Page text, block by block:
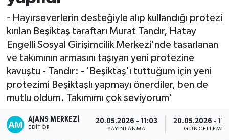
- Hayırseverlerin desteğiyle alıp kullandığı protezi
kırılan Beşiktaş taraftarı Murat Tandır, Hatay
Engelli Sosyal Girişimcilik Merkezi'nde tasarlanan
ve takımının armasını taşıyan yeni protezine
kavuştu - Tandır: - 'Beşiktaş'ı tuttuğum için yeni
protezimi Beşiktaşlı yapmayı önerdiler, ben de
mutlu oldum. Takımımı çok seviyorum'
AJANS MERKEZI
EDITÖR
20.05.2026 - 11:03
YAYINLANMA
20.05.2026 -
GÜNCELLEME